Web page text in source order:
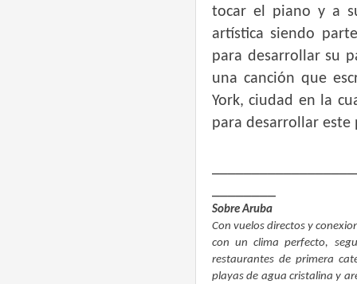
tocar el piano y a
artística siendo
para desarrollar su
una canción que
York, ciudad en la
para desarrollar
Sobre Aruba
Con vuelos directos y
con un clima perfecto,
restaurantes de primera
playas de agua cristalina y